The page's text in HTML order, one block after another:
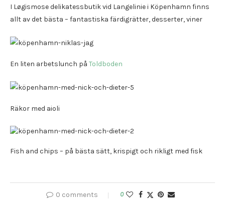
I Løgismose delikatessbutik vid Langelinie i Köpenhamn finns
allt av det bästa – fantastiska färdigrätter, desserter, viner
En liten arbetslunch på Toldboden
Räkor med aioli
Fish and chips – på bästa sätt, krispigt och rikligt med fisk
0 comments 0